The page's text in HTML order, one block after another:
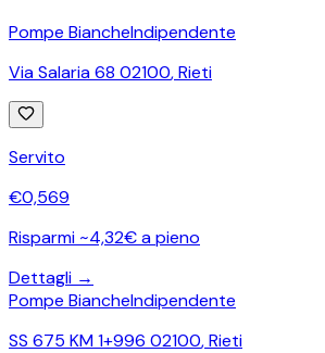
Pompe BiancheIndipendente
Via Salaria 68 02100,Rieti
Servito
€0,569
Risparmi ~4,32€ a pieno
Dettagli →
Pompe BiancheIndipendente
SS 675 KM 1+996 02100,Rieti